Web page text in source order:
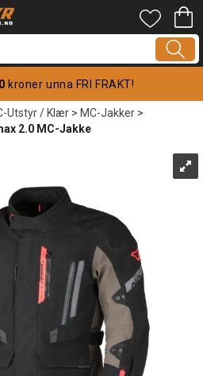
kroner unna FRI FRAKT!
Utstyr / Klær>MC-Jakker>
2.0 MC-Jakke